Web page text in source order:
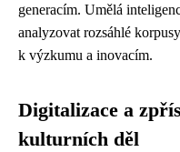
generacím. Umělá
analyzovat rozsáhlé
k výzkumu a inovacím.
Digitalizace a
kulturních děl